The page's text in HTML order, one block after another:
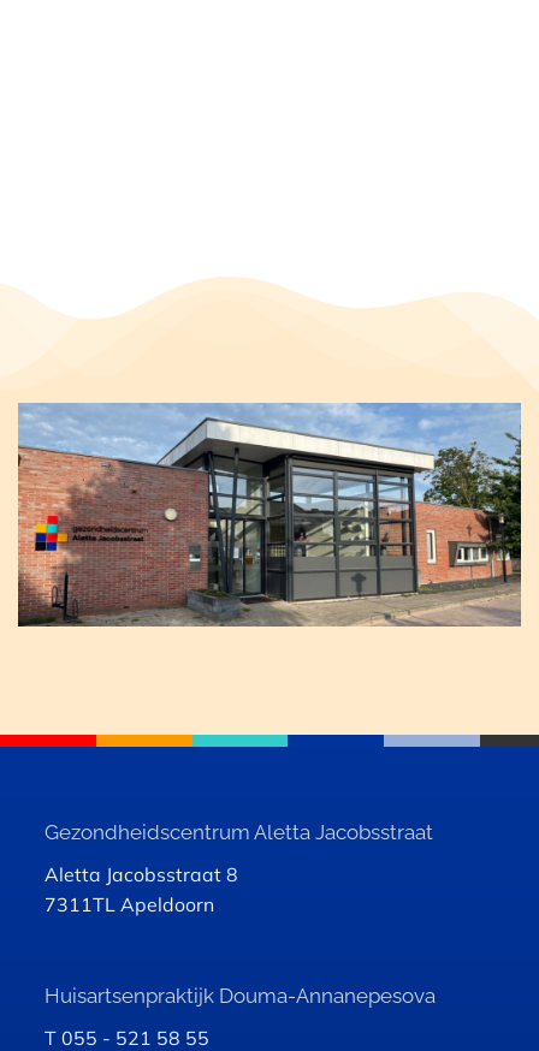
GezondheidscentrumAletta Jacobsstraat
Aletta Jacobsstraat 8
7311TL Apeldoorn
Huisartsenpraktijk Douma-Annanepesova
T 055 - 521 58 55